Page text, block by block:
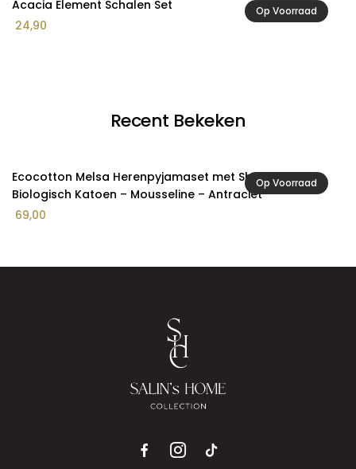
Op Voorraad
Acacia Element Schalen Set
24,90
Recent Bekeken
Op Voorraad
Ecocotton Melsa Herenpyjamaset met Short van
Biologisch Katoen – Mousseline – Antraciet
69,00